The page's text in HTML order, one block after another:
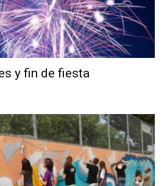
y fin de fiesta